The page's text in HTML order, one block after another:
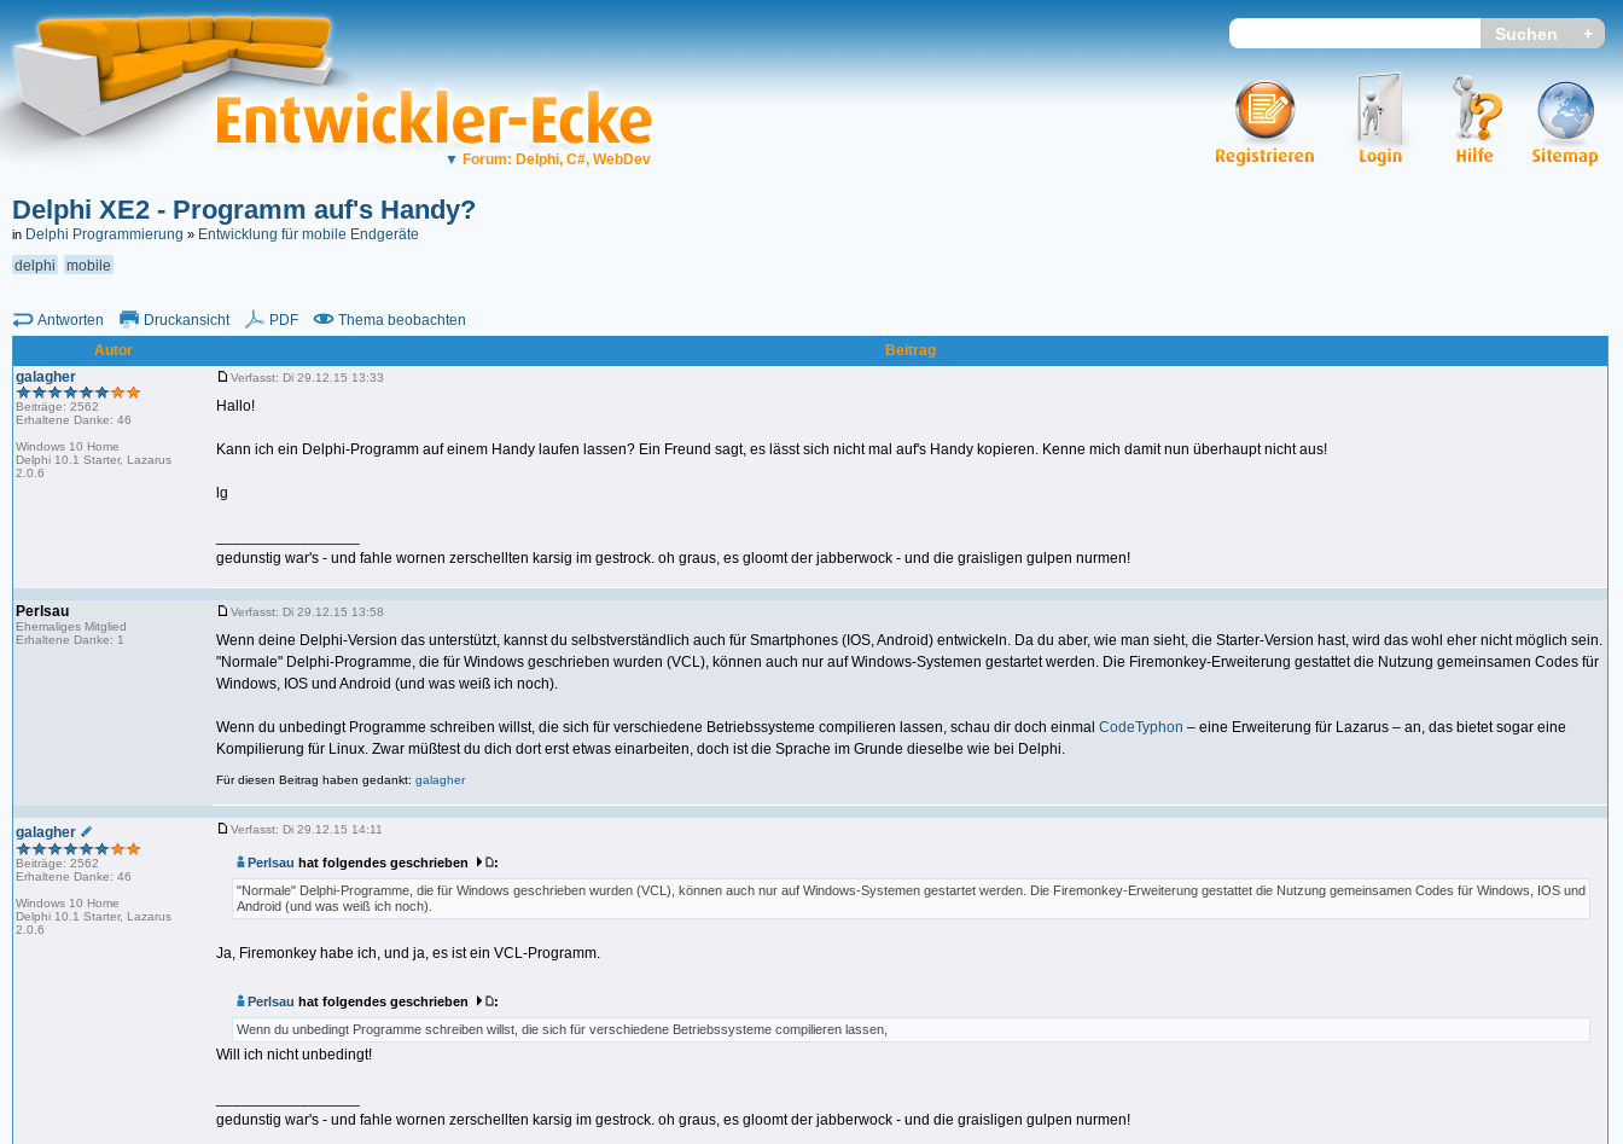
▼ Forum: Delphi, C#, WebDev
Delphi XE2 - Programm auf's Handy?
in Delphi Programmierung » Entwicklung für mobile Endgeräte
delphi
mobile
Antworten Druckansicht PDF
Thema beobachten
Autor
Beitrag
galagher
Beiträge: 2562
Erhaltene Danke: 46
Windows 10 Home
Delphi 10.1 Starter, Lazarus
2.0.6
Verfasst: Di 29.12.15 13:33
Hallo!
Kann ich ein Delphi-Programm auf einem Handy laufen lassen? Ein Freund sagt, es lässt sich nicht mal auf's Handy kopieren. Kenne mich damit nun überhaupt nicht aus!
lg
gedunstig war's - und fahle wornen zerschellten karsig im gestrock. oh graus, es gloomt der jabberwock - und die graisligen gulpen nurmen!
Perlsau
Ehemaliges Mitglied
Erhaltene Danke: 1
Verfasst: Di 29.12.15 13:58
Wenn deine Delphi-Version das unterstützt, kannst du selbstverständlich auch für Smartphones (IOS, Android) entwickeln. Da du aber, wie man sieht, die Starter-Version hast, wird das wohl eher nicht möglich sein.
"Normale" Delphi-Programme, die für Windows geschrieben wurden (VCL), können auch nur auf Windows-Systemen gestartet werden. Die Firemonkey-Erweiterung gestattet die Nutzung gemeinsamen Codes für
Windows, IOS und Android (und was weiß ich noch).
Wenn du unbedingt Programme schreiben willst, die sich für verschiedene Betriebssysteme compilieren lassen, schau dir doch einmal CodeTyphon ‒ eine Erweiterung für Lazarus ‒ an, das bietet sogar eine
Kompilierung für Linux. Zwar müßtest du dich dort erst etwas einarbeiten, doch ist die Sprache im Grunde dieselbe wie bei Delphi.
Für diesen Beitrag haben gedankt: galagher
galagher
Beiträge: 2562
Erhaltene Danke: 46
Windows 10 Home
Delphi 10.1 Starter, Lazarus
2.0.6
Verfasst: Di 29.12.15 14:11
Perlsau hat folgendes geschrieben
:
"Normale" Delphi-Programme, die für Windows geschrieben wurden (VCL), können auch nur auf Windows-Systemen gestartet werden. Die Firemonkey-Erweiterung gestattet die Nutzung gemeinsamen Codes für Windows, IOS und
Android (und was weiß ich noch).
Ja, Firemonkey habe ich, und ja, es ist ein VCL-Programm.
Perlsau hat folgendes geschrieben
:
Wenn du unbedingt Programme schreiben willst, die sich für verschiedene Betriebssysteme compilieren lassen,
Will ich nicht unbedingt!
gedunstig war's - und fahle wornen zerschellten karsig im gestrock. oh graus, es gloomt der jabberwock - und die graisligen gulpen nurmen!